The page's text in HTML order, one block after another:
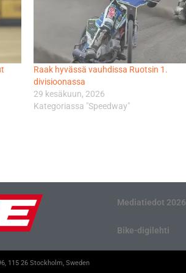
Raak hyvässä vauhdissa Ruotsin 1.
divisioonassa
29 kesäkuun, 2026
Kategoriassa "Speedway"
Mediatiedot 2026
Bike-digilehti
115 26 Stockholm, Sweden